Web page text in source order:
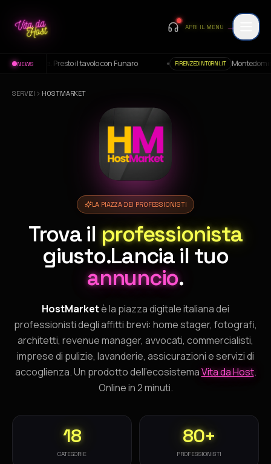
APRI IL MENU →
NEWS
Presto il tavolo con Funaro FIRENZEDINTORNI.IT Montedomini, il Pd
SERVIZI HOSTMARKET
LA PIAZZA DEI PROFESSIONISTI
Trova ilprofessionista
giusto.Lancia il tuo
annuncio.
HostMarketè la piazza digitale italiana dei
professionisti degli affitti brevi: home stager, fotografi,
architetti, revenue manager, avvocati, commercialisti,
imprese di pulizie, lavanderie, assicurazioni e servizi di
accoglienza. Un prodotto dell'ecosistemaVita da Host.
Online in 2 minuti.
18
CATEGORIE
80+
PROFESSIONISTI